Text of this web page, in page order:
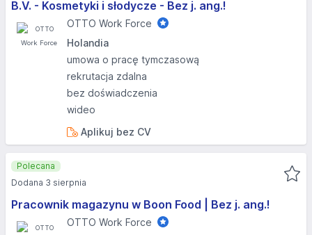
B.V. - Kosmetyki i słodycze - Bez j. ang.!
OTTO Work Force
Holandia
umowa o pracę tymczasową
rekrutacja zdalna
bez doświadczenia
wideo
Aplikuj bez CV
Pracownik magazynu w Boon Food | Bez j. ang.!
OTTO Work Force
Polecana
Dodana 3 sierpnia